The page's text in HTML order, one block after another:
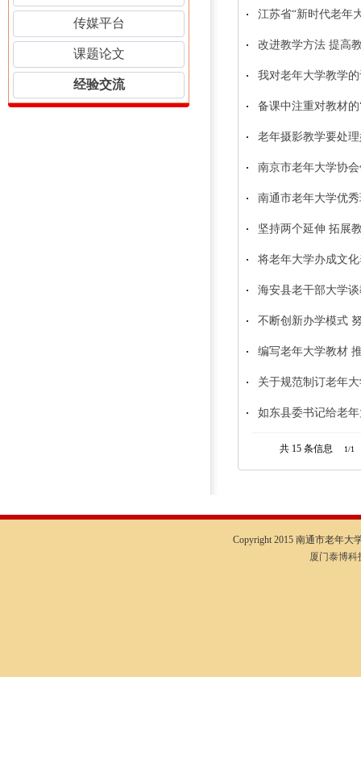
传媒平台
课题论文
经验交流
江苏省“新时代老年
改进教学方法 提高
我对老年大学教学
备课中注重对教材的
老年摄影教学要处
南京市老年大学协
南通市老年大学优
坚持两个延伸 拓展
将老年大学办成文
海安县老干部大学
不断创新办学模式
编写老年大学教材
关于规范制订老年
如东县委书记给老
共 15 条信息 1/1
Copyright 2015 南通市老年大
厦门泰博